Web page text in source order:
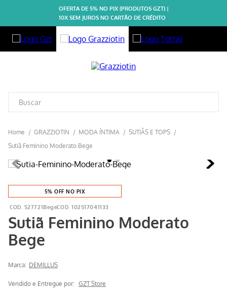
OFERTA DE 5% NO PIX (PRODUTOS GZT) |
10X SEM JUROS NO CARTÃO DE CRÉDITO
GRAZZIOTIN MODA ÍNTIMA
SUTIÃS E TOPS
Sutiã Feminino Moderato Bege
5% OFF NO PIX
527721Bege 102517041133
Sutiã Feminino Moderato
Bege
Marca: DEMILLUS
Vendido e Entregue por: GZT Store